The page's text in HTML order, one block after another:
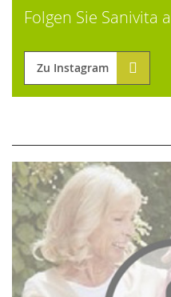
Folgen Sie Sanivita
Zu Instagram